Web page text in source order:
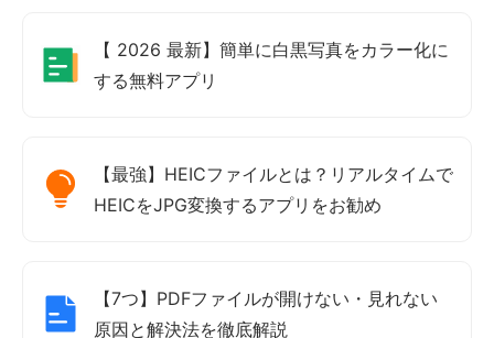
【 2026 最新】簡単に白黒写真をカラー化に
する無料アプリ
【最強】HEICファイルとは？リアルタイムで
HEICをJPG変換するアプリをお勧め
【7つ】PDFファイルが開けない・見れない
原因と解決法を徹底解説